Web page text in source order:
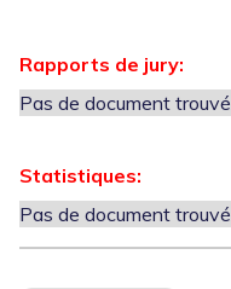
Rapports de jury:
Pas de document trouvé.
Statistiques:
Pas de document trouvé.